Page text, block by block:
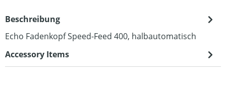
Beschreibung
Echo Fadenkopf Speed-Feed 400, halbautomatisch
Accessory Items